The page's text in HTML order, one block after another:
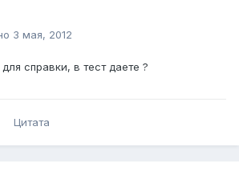
3 мая, 2012
справки, в тест даете ?
Цитата